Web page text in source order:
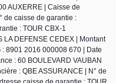
AUXERRE | Caisse de
de caisse de garantie :
: TOUR CBX-1
LA DEFENSE CEDEX | Montant
8901 2016 000008 670 | Date
: 60 BOULEVARD VAUBAN
: QBE ASSURANCE | N° de